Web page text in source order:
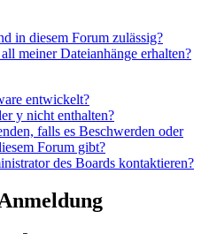
in diesem Forum zulässig?
meiner Dateianhänge erhalten?
entwickelt?
y nicht enthalten?
falls es Beschwerden oder
Forum gibt?
des Boards kontaktieren?